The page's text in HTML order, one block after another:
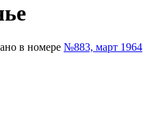
в номере №883, март 1964